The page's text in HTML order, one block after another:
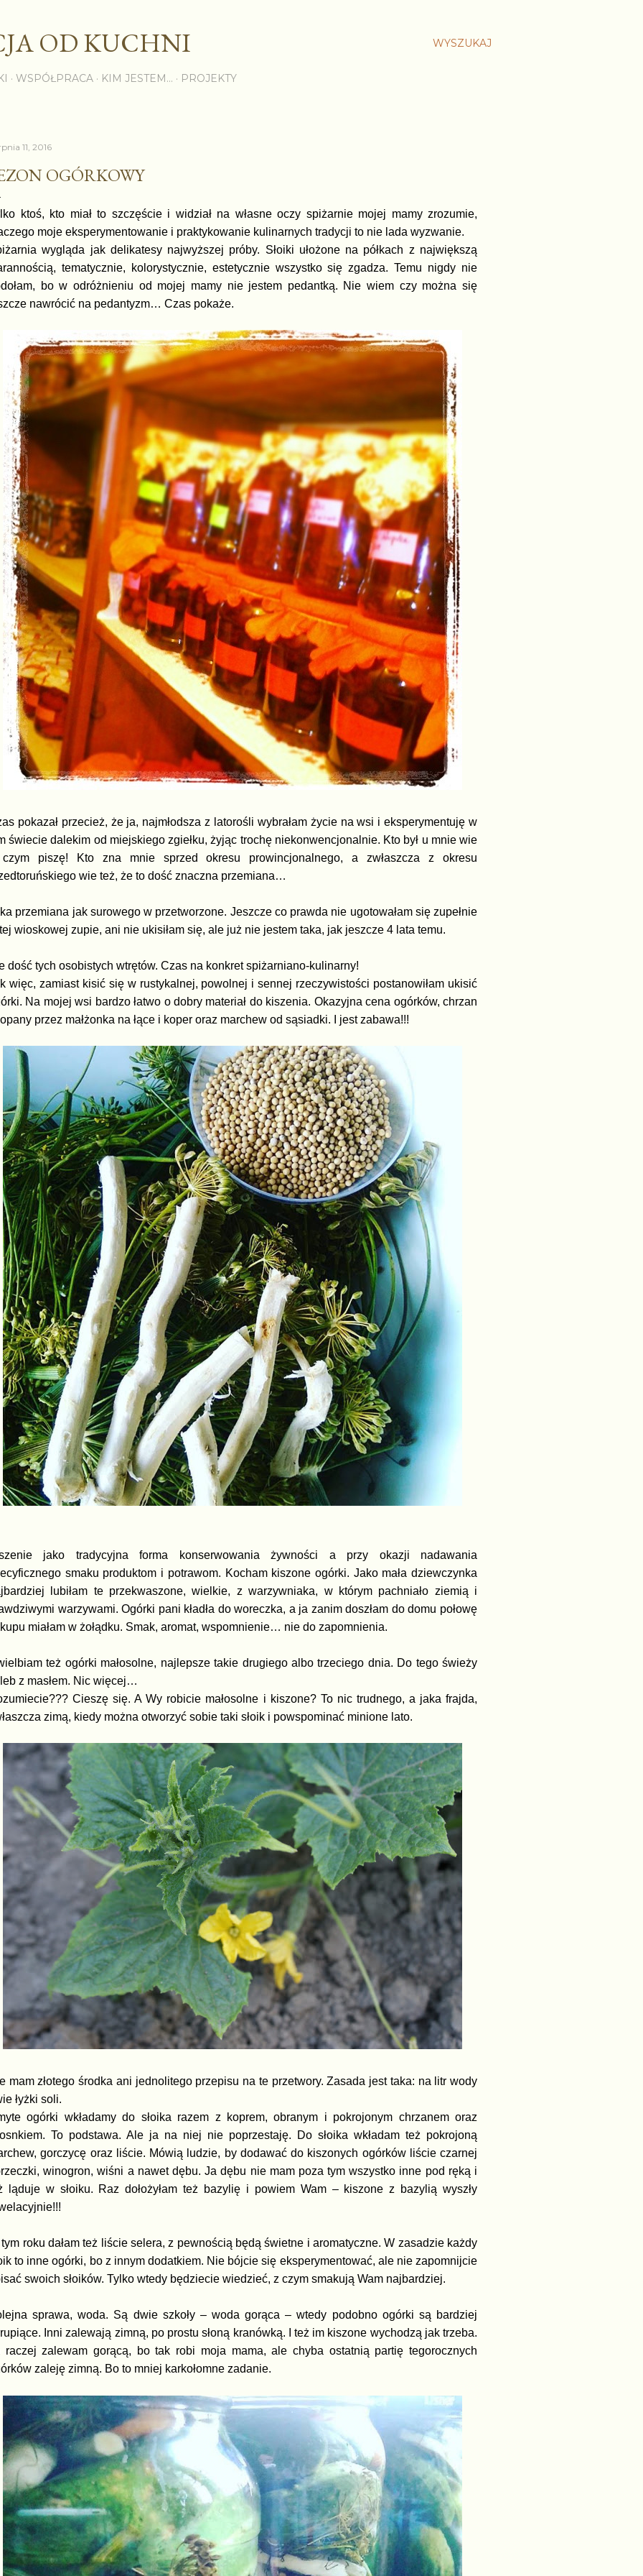
WYSZUKAJ
OD KUCHNI
WSPÓŁPRACA KIM JESTEM... PROJEKTY
11, 2016
OGÓRKOWY
ktoś, kto miał to szczęście i widział na własne oczy spiżarnie mojej mamy zrozumie,
moje eksperymentowanie i praktykowanie kulinarnych tradycji to nie lada wyzwanie.
wygląda jak delikatesy najwyższej próby. Słoiki ułożone na półkach z największą
tematycznie, kolorystycznie, estetycznie wszystko się zgadza. Temu nigdy nie
bo w odróżnieniu od mojej mamy nie jestem pedantką. Nie wiem czy można się
nawrócić na pedantyzm… Czas pokaże.
pokazał przecież, że ja, najmłodsza z latorośli wybrałam życie na wsi i eksperymentuję w
świecie dalekim od miejskiego zgiełku, żyjąc trochę niekonwencjonalnie. Kto był u mnie wie
piszę! Kto zna mnie sprzed okresu prowincjonalnego, a zwłaszcza z okresu
wie też, że to dość znaczna przemiana…
przemiana jak surowego w przetworzone. Jeszcze co prawda nie ugotowałam się zupełnie
wioskowej zupie, ani nie ukisiłam się, ale już nie jestem taka, jak jeszcze 4 lata temu.
dość tych osobistych wtrętów. Czas na konkret spiżarniano-kulinarny!
więc, zamiast kisić się w rustykalnej, powolnej i sennej rzeczywistości postanowiłam ukisić
Na mojej wsi bardzo łatwo o dobry materiał do kiszenia. Okazyjna cena ogórków, chrzan
przez małżonka na łące i koper oraz marchew od sąsiadki. I jest zabawa!!!
jako tradycyjna forma konserwowania żywności a przy okazji nadawania
smaku produktom i potrawom. Kocham kiszone ogórki. Jako mała dziewczynka
lubiłam te przekwaszone, wielkie, z warzywniaka, w którym pachniało ziemią i
warzywami. Ogórki pani kładła do woreczka, a ja zanim doszłam do domu połowę
miałam w żołądku. Smak, aromat, wspomnienie… nie do zapomnienia.
też ogórki małosolne, najlepsze takie drugiego albo trzeciego dnia. Do tego świeży
z masłem. Nic więcej…
Cieszę się. A Wy robicie małosolne i kiszone? To nic trudnego, a jaka frajda,
zimą, kiedy można otworzyć sobie taki słoik i powspominać minione lato.
mam złotego środka ani jednolitego przepisu na te przetwory. Zasada jest taka: na litr wody
łyżki soli.
ogórki wkładamy do słoika razem z koprem, obranym i pokrojonym chrzanem oraz
To podstawa. Ale ja na niej nie poprzestaję. Do słoika wkładam też pokrojoną
gorczycę oraz liście. Mówią ludzie, by dodawać do kiszonych ogórków liście czarnej
winogron, wiśni a nawet dębu. Ja dębu nie mam poza tym wszystko inne pod ręką i
ląduje w słoiku. Raz dołożyłam też bazylię i powiem Wam – kiszone z bazylią wyszły
roku dałam też liście selera, z pewnością będą świetne i aromatyczne. W zasadzie każdy
to inne ogórki, bo z innym dodatkiem. Nie bójcie się eksperymentować, ale nie zapomnijcie
swoich słoików. Tylko wtedy będziecie wiedzieć, z czym smakują Wam najbardziej.
sprawa, woda. Są dwie szkoły – woda gorąca – wtedy podobno ogórki są bardziej
Inni zalewają zimną, po prostu słoną kranówką. I też im kiszone wychodzą jak trzeba.
raczej zalewam gorącą, bo tak robi moja mama, ale chyba ostatnią partię tegorocznych
zaleję zimną. Bo to mniej karkołomne zadanie.